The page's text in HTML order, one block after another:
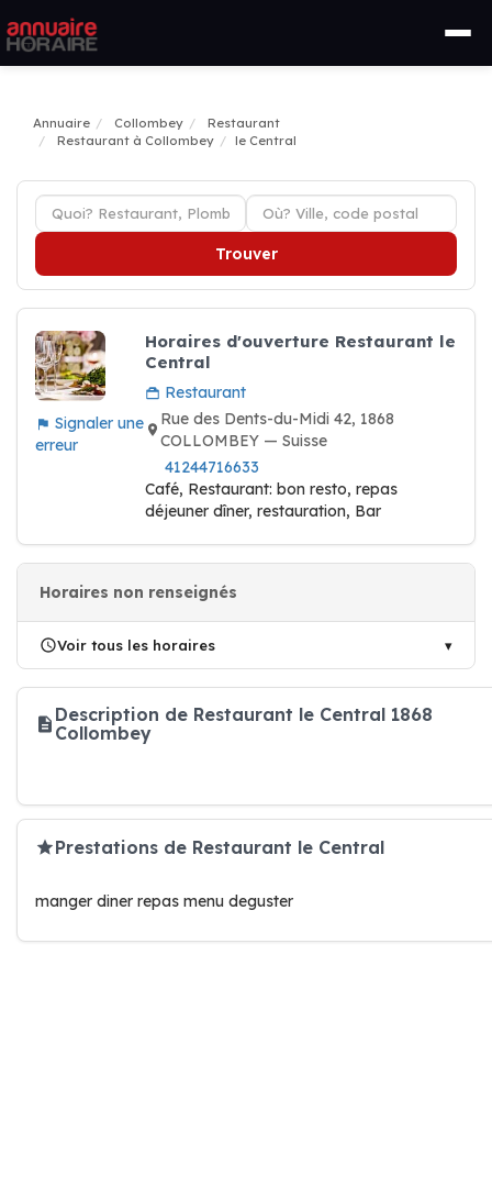
Annuaire Collombey
Restaurant
Restaurant à Collombey
le Central
Trouver
Signaler une
erreur
Horaires d'ouverture Restaurant le
Central
Restaurant
Rue des Dents-du-Midi 42, 1868
COLLOMBEY — Suisse
41244716633
Café, Restaurant: bon resto, repas
déjeuner dîner, restauration, Bar
Horaires non renseignés
Voir tous les horaires
Description de Restaurant le Central 1868
Collombey
Prestations de Restaurant le Central
manger diner repas menu deguster